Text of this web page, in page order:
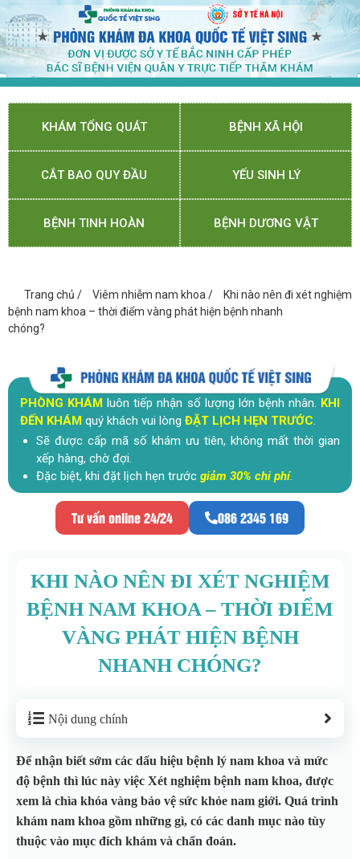
KHÁM TỔNG QUÁT BỆNH XÃ HỘI
CẮT BAO QUY ĐẦU YẾU SINH LÝ
BỆNH TINH HOÀN BỆNH DƯƠNG VẬT
Trang chủ / Viêm nhiễm nam khoa /
Khi nào nên đi xét nghiệm
bệnh nam khoa – thời điểm vàng phát hiện bệnh nhanh
chóng?
PHÒNG KHÁM luôn tiếp nhận số lượng lớn bệnh nhân. KHI
ĐẾN KHÁM quý khách vui lòng ĐẶT LỊCH HẸN TRƯỚC.
Sẽ được cấp mã số khám ưu tiên, không mất thời gian
xếp hàng, chờ đợi.
Đặc biệt, khi đặt lịch hẹn trước giảm 30% chi phí.
Tư vấn online 24/24 086 2345 169
KHI NÀO NÊN ĐI XÉT NGHIỆM
BỆNH NAM KHOA – THỜI ĐIỂM
VÀNG PHÁT HIỆN BỆNH
NHANH CHÓNG?
Nội dung chính
Để nhận biết sớm các dấu hiệu bệnh lý nam khoa và mức
độ bệnh thì lúc này việc Xét nghiệm bệnh nam khoa, được
xem là chìa khóa vàng bảo vệ sức khỏe nam giới. Quá trình
khám nam khoa gồm những gì, có các danh mục nào tùy
thuộc vào mục đích khám và chẩn đoán.